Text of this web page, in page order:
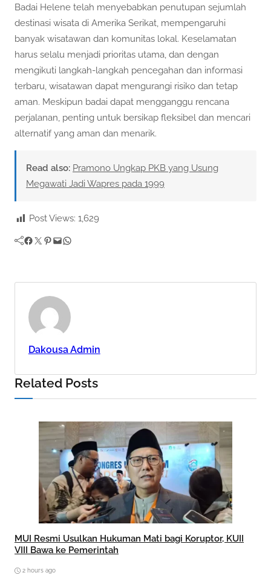
Badai Helene telah menyebabkan penutupan sejumlah
destinasi wisata di Amerika Serikat, mempengaruhi
banyak wisatawan dan komunitas lokal. Keselamatan
harus selalu menjadi prioritas utama, dan dengan
mengikuti langkah-langkah pencegahan dan informasi
terbaru, wisatawan dapat mengurangi risiko dan tetap
aman. Meskipun badai dapat mengganggu rencana
perjalanan, penting untuk bersikap fleksibel dan mencari
alternatif yang aman dan menarik.
Read also: Pramono Ungkap PKB yang Usung
Megawati Jadi Wapres pada 1999
Post Views: 1,629
Facebook Twitter Pinterest Mail WhatsApp
Dakousa Admin
Related Posts
MUI Resmi Usulkan Hukuman Mati bagi Koruptor, KUII
VIII Bawa ke Pemerintah
2 hours ago